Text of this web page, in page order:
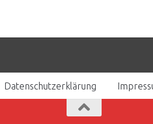
Datenschutzerklärung